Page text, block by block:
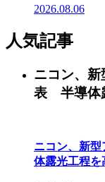
2026.08.06
人気記事
ニコン、
表 半導体
ニコン、新
体露光工程を